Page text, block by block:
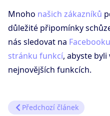
Mnoho našich zákazníků
důležité připomínky
nás sledovat na Facebooku
stránku funkcí, abyste
nejnovějších funkcích.
Předchozí článek